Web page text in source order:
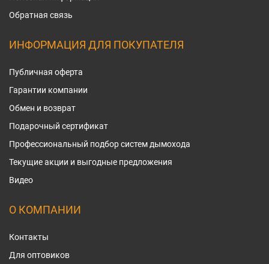
Обратная связь
ИНФОРМАЦИЯ ДЛЯ ПОКУПАТЕЛЯ
Публичная оферта
Гарантии компании
Обмен и возврат
Подарочный сертификат
Профессиональный подбор систем дымохода
Текущие акции и выгодные предложения
Видео
О КОМПАНИИ
Контакты
Для оптовиков